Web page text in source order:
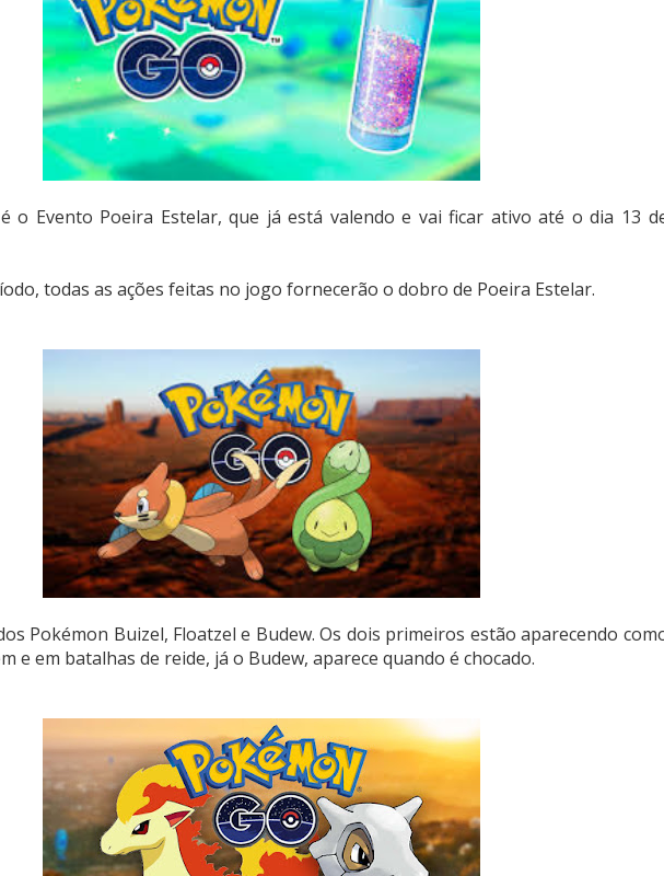
o Evento Poeira Estelar, que já está valendo e vai ficar ativo até o dia 13
todas as ações feitas no jogo fornecerão o dobro de Poeira Estelar.
Pokémon Buizel, Floatzel e Budew. Os dois primeiros estão aparecendo
e em batalhas de reide, já o Budew, aparece quando é chocado.